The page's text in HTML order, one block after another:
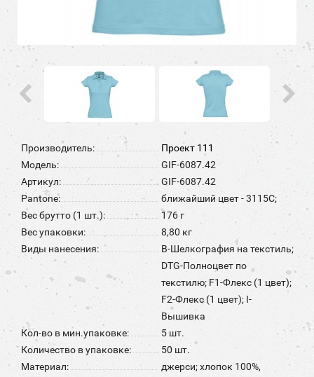
Производитель:
Проект 111
Модель:
GIF-6087.42
Артикул:
GIF-6087.42
Pantone:
ближайший цвет - 3115C;
Вес брутто (1 шт.):
176 г
Вес упаковки:
8,80 кг
Виды нанесения:
B-Шелкография на текстиль;
DTG-Полноцвет по
текстилю; F1-Флекс (1 цвет);
F2-Флекс (1 цвет); I-
Вышивка
Кол-во в мин.упаковке:
5 шт.
Количество в упаковке:
50 шт.
Материал:
джерси; хлопок 100%,